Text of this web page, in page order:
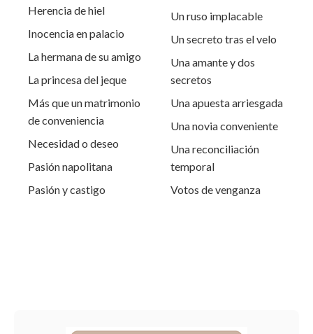
Herencia de hiel
Inocencia en palacio
La hermana de su amigo
La princesa del jeque
Más que un matrimonio
de conveniencia
Necesidad o deseo
Pasión napolitana
Pasión y castigo
Un ruso implacable
Un secreto tras el velo
Una amante y dos
secretos
Una apuesta arriesgada
Una novia conveniente
Una reconciliación
temporal
Votos de venganza